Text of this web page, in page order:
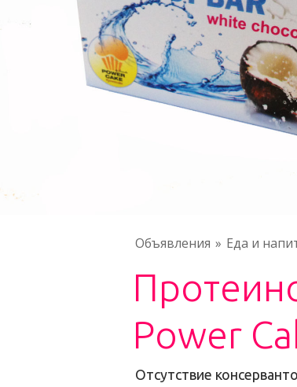
Объявления Еда и
Power
Отсутствие